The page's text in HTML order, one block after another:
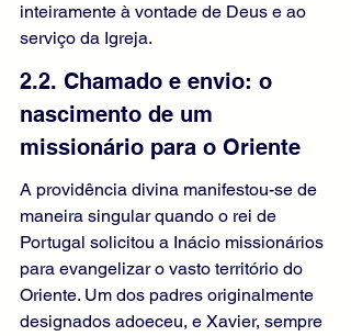
inteiramente à vontade de Deus e ao
serviço da Igreja.
2.2. Chamado e envio: o
nascimento de um
missionário para o Oriente
A providência divina manifestou-se de
maneira singular quando o rei de
Portugal solicitou a Inácio missionários
para evangelizar o vasto território do
Oriente. Um dos padres originalmente
designados adoeceu, e Xavier, sempre